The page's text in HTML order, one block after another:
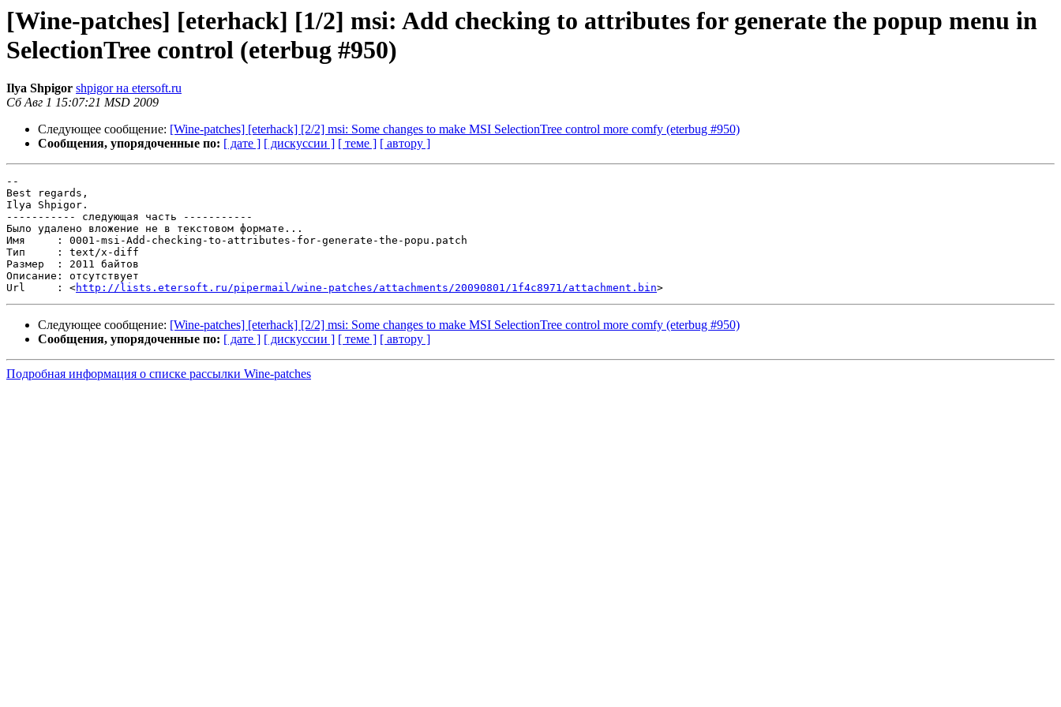
[Wine-patches] [eterhack] [1/2] msi: Add checking to attributes for generate the popup menu in
SelectionTree control (eterbug #950)
Ilya Shpigor shpigor на etersoft.ru
Сб Авг 1 15:07:21 MSD 2009
Следующее сообщение: [Wine-patches] [eterhack] [2/2] msi: Some changes to make MSI SelectionTree control more comfy (eterbug #950)
Сообщения, упорядоченные по: [ дате ] [ дискуссии ] [ теме ] [ автору ]
--
Best regards,
Ilya Shpigor.
----------- следующая часть -----------
Было удалено вложение не в текстовом формате...
Имя     : 0001-msi-Add-checking-to-attributes-for-generate-the-popu.patch
Тип     : text/x-diff
Размер  : 2011 байтов
Описание: отсутствует
Url     : <http://lists.etersoft.ru/pipermail/wine-patches/attachments/20090801/1f4c8971/attachment.bin
Следующее сообщение: [Wine-patches] [eterhack] [2/2] msi: Some changes to make MSI SelectionTree control more comfy (eterbug #950)
Сообщения, упорядоченные по: [ дате ] [ дискуссии ] [ теме ] [ автору ]
Подробная информация о списке рассылки Wine-patches